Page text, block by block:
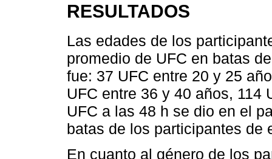
RESULTADOS
Las edades de los
promedio de UFC en batas
fue: 37 UFC entre 20 y 25
UFC entre 36 y 40 años, 114
UFC a las 48 h se dio en el
batas de los participantes de
En cuanto al género de los